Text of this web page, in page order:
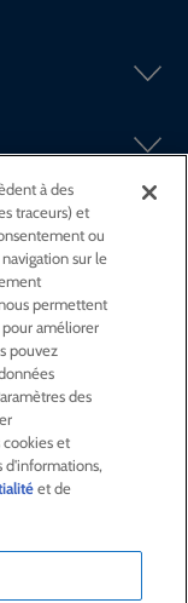
à des
traceurs) et
ou
sur le
permettent
pour améliorer
pouvez
des
et
d'informations,
et de